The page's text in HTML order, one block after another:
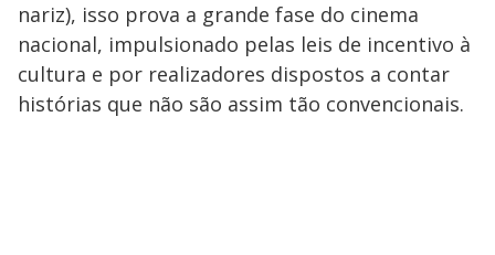
nariz), isso prova a grande fase do cinema
nacional, impulsionado pelas leis de incentivo à
cultura e por realizadores dispostos a contar
histórias que não são assim tão convencionais.